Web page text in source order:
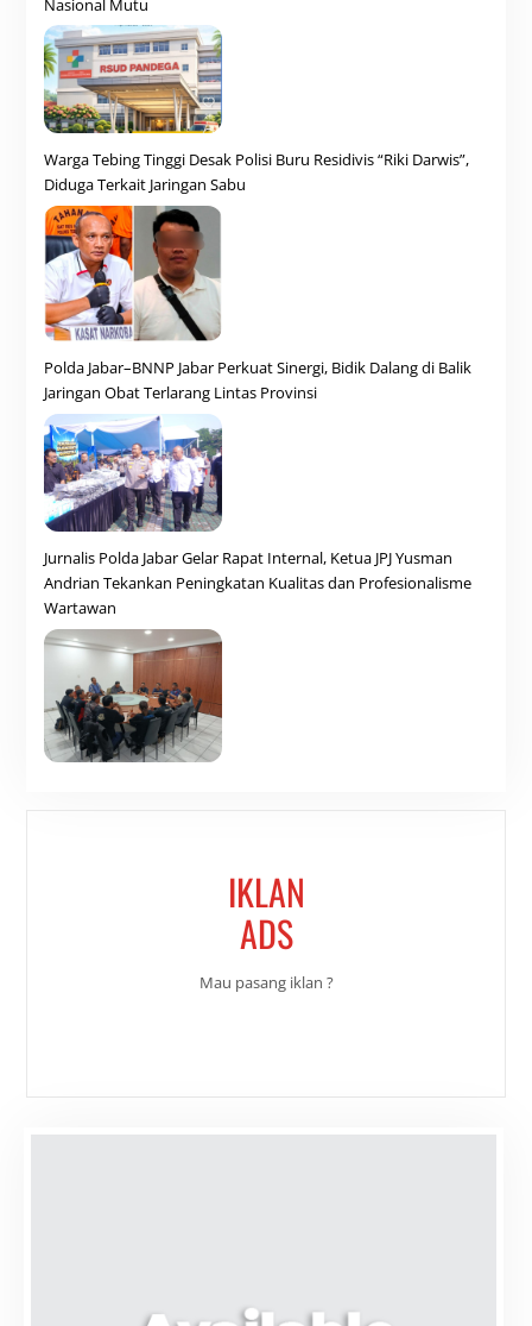
Nasional Mutu
Warga Tebing Tinggi Desak Polisi Buru Residivis “Riki Darwis”,
Diduga Terkait Jaringan Sabu
Polda Jabar–BNNP Jabar Perkuat Sinergi, Bidik Dalang di Balik
Jaringan Obat Terlarang Lintas Provinsi
Jurnalis Polda Jabar Gelar Rapat Internal, Ketua JPJ Yusman
Andrian Tekankan Peningkatan Kualitas dan Profesionalisme
Wartawan
IKLAN
ADS
Mau pasang iklan ?